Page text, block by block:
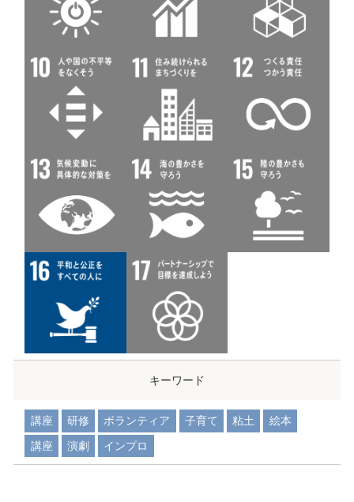
キーワード
講座 研修 ボランティア 子育て 粘土
絵本
講座
演劇 インプロ